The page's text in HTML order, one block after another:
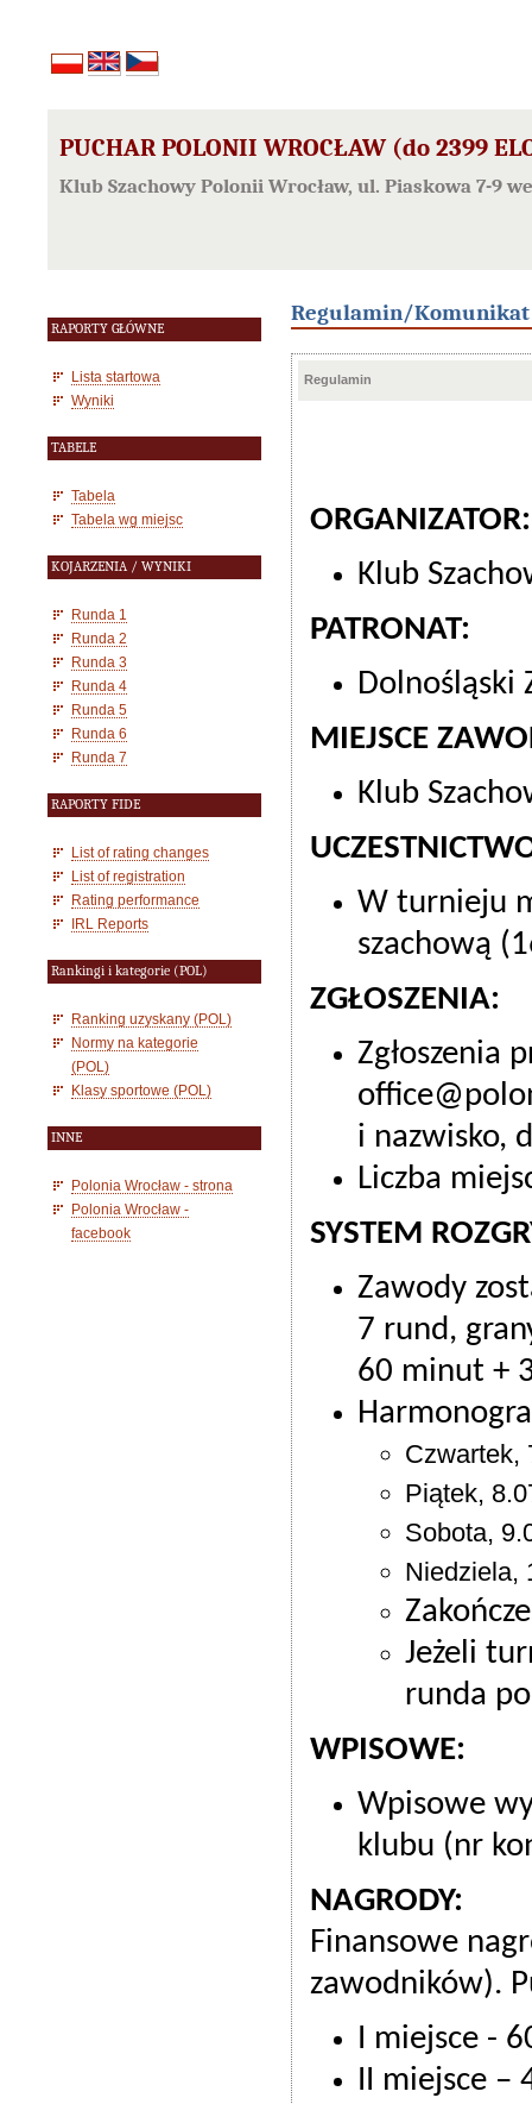
PUCHAR POLONII WROCŁAW (do 2399
Klub Szachowy Polonii Wrocław, ul. Piaskowa 7-9
RAPORTY GŁÓWNE
Lista startowa
Wyniki
TABELE
Tabela
Tabela wg miejsc
KOJARZENIA / WYNIKI
Runda 1
Runda 2
Runda 3
Runda 4
Runda 5
Runda 6
Runda 7
RAPORTY FIDE
List of rating changes
List of registration
Rating performance
IRL Reports
Rankingi i kategorie (POL)
Ranking uzyskany (POL)
Normy na kategorie
(POL)
Klasy sportowe (POL)
INNE
Polonia Wrocław - strona
Polonia Wrocław -
facebook
Regulamin/Komunikat
Regulamin
ORGANIZATOR:
Klub
PATRONAT:
Dolnośląski
MIEJSCE
Klub
W turnieju
szachową
ZGŁOSZENIA:
Zgłoszenia
i nazwisko,
Liczba
SYSTEM
Zawody
7 rund,
60 minut +
Czwartek,
Piątek,
Sobota,
Niedziela,
Jeżeli
runda
WPISOWE:
Wpisowe
klubu (nr
NAGRODY:
Finansowe
zawodników).
I miejsce -
II miejsce –